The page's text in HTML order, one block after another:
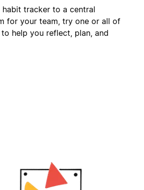
habit tracker to a central
for your team, try one or all of
help you reflect, plan, and